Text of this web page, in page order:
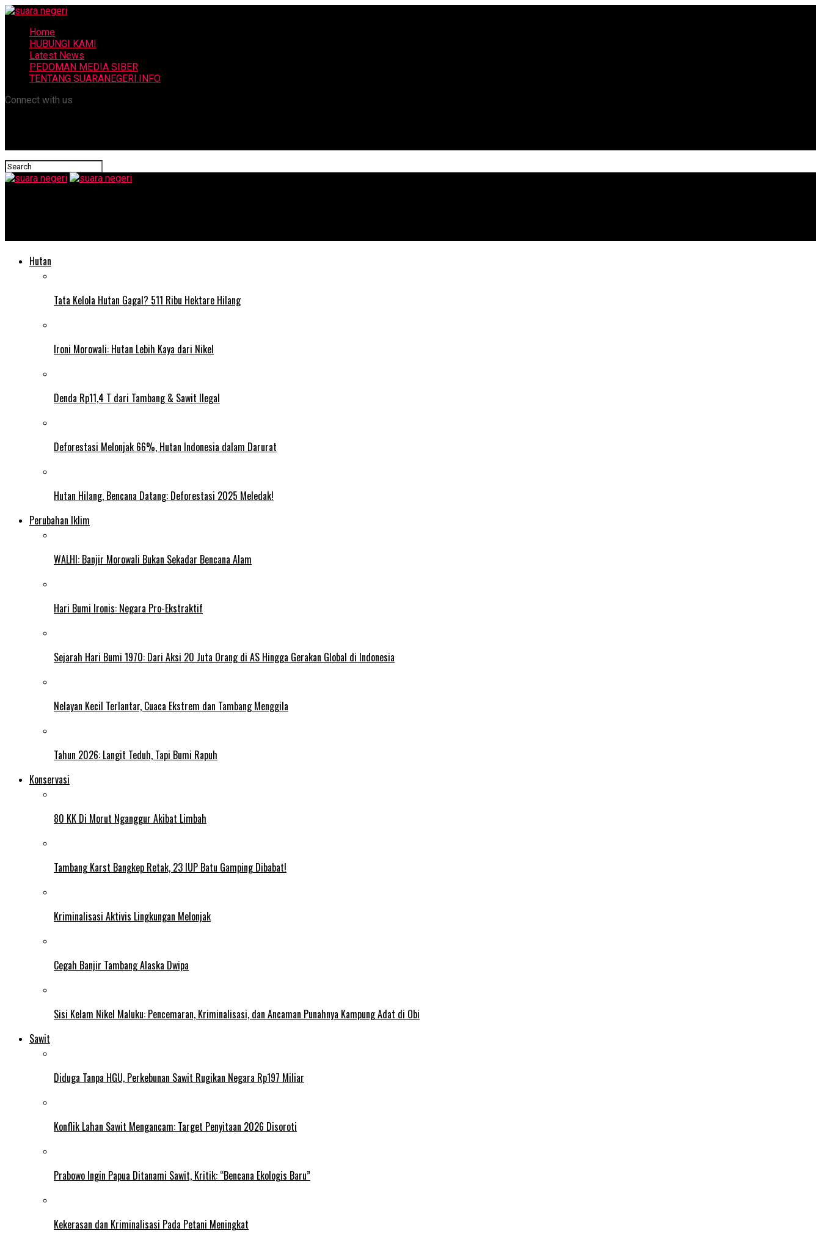
Home
HUBUNGI KAMI
Latest News
PEDOMAN MEDIA SIBER
TENTANG SUARANEGERI.INFO
Connect with us
Hutan
Tata Kelola Hutan Gagal? 511 Ribu Hektare Hilang
Ironi Morowali: Hutan Lebih Kaya dari Nikel
Denda Rp11,4 T dari Tambang & Sawit Ilegal
Deforestasi Melonjak 66%, Hutan Indonesia dalam Darurat
Hutan Hilang, Bencana Datang: Deforestasi 2025 Meledak!
Perubahan Iklim
WALHI: Banjir Morowali Bukan Sekadar Bencana Alam
Hari Bumi Ironis: Negara Pro-Ekstraktif
Sejarah Hari Bumi 1970: Dari Aksi 20 Juta Orang di AS Hingga Gerakan Global di Indonesia
Nelayan Kecil Terlantar, Cuaca Ekstrem dan Tambang Menggila
Tahun 2026: Langit Teduh, Tapi Bumi Rapuh
Konservasi
80 KK Di Morut Nganggur Akibat Limbah
Tambang Karst Bangkep Retak, 23 IUP Batu Gamping Dibabat!
Kriminalisasi Aktivis Lingkungan Melonjak
Cegah Banjir Tambang Alaska Dwipa
Sisi Kelam Nikel Maluku: Pencemaran, Kriminalisasi, dan Ancaman Punahnya Kampung Adat di Obi
Sawit
Diduga Tanpa HGU, Perkebunan Sawit Rugikan Negara Rp197 Miliar
Konflik Lahan Sawit Mengancam: Target Penyitaan 2026 Disoroti
Prabowo Ingin Papua Ditanami Sawit, Kritik: “Bencana Ekologis Baru”
Kekerasan dan Kriminalisasi Pada Petani Meningkat